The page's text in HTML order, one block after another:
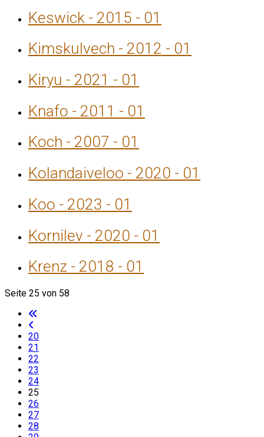
Keswick - 2015 - 01
Kimskulvech - 2012 - 01
Kiryu - 2021 - 01
Knafo - 2011 - 01
Koch - 2007 - 01
Kolandaiveloo - 2020 - 01
Koo - 2023 - 01
Kornilev - 2020 - 01
Krenz - 2018 - 01
Seite 25 von 58
20
21
22
23
24
25
26
27
28